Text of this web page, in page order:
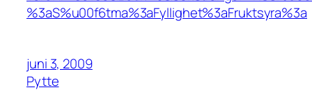
%3aS%u00f6tma%3aFyllighet%3aFruktsyra%3a
juni 3, 2009
Pytte